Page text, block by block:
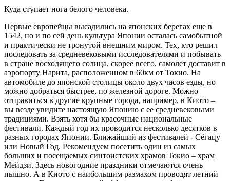
Куда ступает нога белого человека.
Первые европейцы высадились на японских берегах еще в
1542, но и по сей день культура Японии осталась самобытной
и практически не тронутой внешним миром. Тех, кто решил
последовать за средневековыми исследователями и побывать
в стране восходящего солнца, скорее всего, самолет доставит в
аэропорту Нарита, расположенном в 60км от Токио. На
автомобиле до японской столицы около двух часов езды, но
можно добраться быстрее, по железной дороге. Можно
отправиться в другие крупные города, например, в Киото –
вы везде увидите настоящую Японию с ее средневековыми
традициями. Взять хотя бы красочные национальные
фестивали. Каждый год их проводится несколько десятков в
разных городах Японии. Ближайший из фестивалей - Сёгацу
или Новый Год. Рекомендуем посетить один из самых
больших и посещаемых синтоистских храмов Токио – храм
Мейдзи. Здесь новогодние праздники отмечаются очень
пышно. А в Киото с наибольшим размахом проводят летний